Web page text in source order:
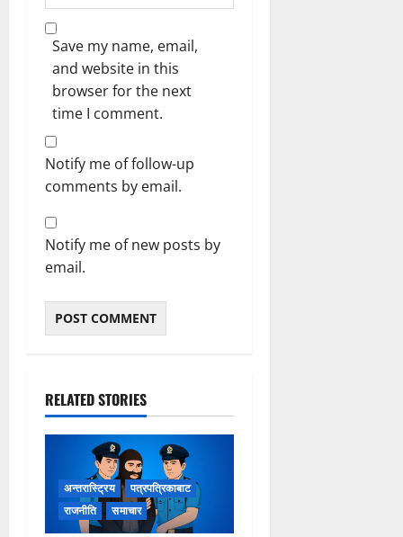
Save my name, email,
and website in this
browser for the next
time I comment.
Notify me of follow-up
comments by email.
Notify me of new posts by
email.
RELATED STORIES
अन्तरास्ट्रिय
पत्रपत्रिकाबाट
राजनीति
समाचार